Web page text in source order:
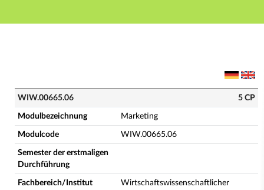
Hauptnavigation
WIW.00665.06 - Marketing (Vollständige
WIW.00665.06 5 CP
Modulbezeichnung Marketing
Modulcode WIW.00665.06
Semester der erstmaligen
Durchführung
Fachbereich/Institut
Wirtschaftswissenschaftlicher